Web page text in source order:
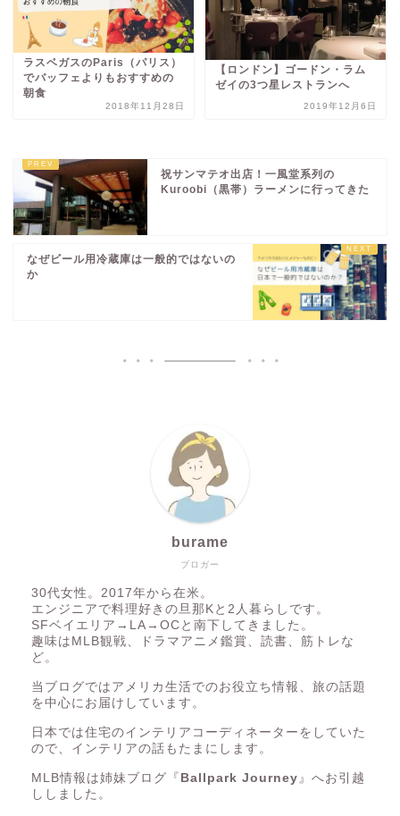
ラスベガスのParis（パリス）
でバッフェよりもおすすめの
朝食
2018年11月28日
【ロンドン】ゴードン・ラム
ゼイの3つ星レストランへ
2019年12月6日
祝サンマテオ出店！一風堂系列の
Kuroobi（黒帯）ラーメンに行ってきた
なぜビール用冷蔵庫は一般的ではないの
か
ブロガー
burame
30代女性。2017年から在米。
エンジニアで料理好きの旦那Kと2人暮らしです。
SFベイエリア→LA→OCと南下してきました。
趣味はMLB観戦、ドラマアニメ鑑賞、読書、筋トレな
ど。
当ブログではアメリカ生活でのお役立ち情報、旅の話題
を中心にお届けしています。
日本では住宅のインテリアコーディネーターをしていた
ので、インテリアの話もたまにします。
MLB情報は姉妹ブログ『 Ballpark Journey 』へお引越
ししました。